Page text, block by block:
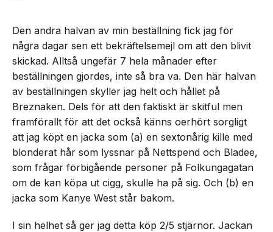
Den andra halvan av min beställning fick jag för
några dagar sen ett bekräftelsemejl om att den blivit
skickad. Alltså ungefär 7 hela månader efter
beställningen gjordes, inte så bra va. Den här halvan
av beställningen skyller jag helt och hållet på
Breznaken. Dels för att den faktiskt är skitful men
framförallt för att det också känns oerhört sorgligt
att jag köpt en jacka som (a) en sextonårig kille med
blonderat hår som lyssnar på Nettspend och Bladee,
som frågar förbigående personer på Folkungagatan
om de kan köpa ut cigg, skulle ha på sig. Och (b) en
jacka som Kanye West står bakom.
I sin helhet så ger jag detta köp 2/5 stjärnor. Jackan